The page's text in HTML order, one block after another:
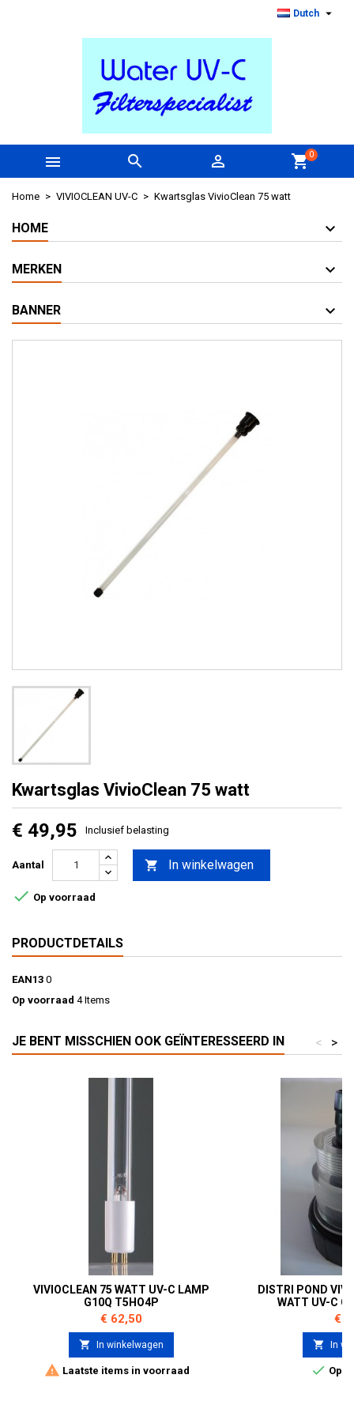
Dutch 
   shopping_cart0
Home VIVIOCLEAN UV-C Kwartsglas VivioClean 75 watt
HOME
MERKEN
BANNER
Kwartsglas VivioClean 75 watt
€ 49,95 Inclusief belasting
Aantal  In winkelwagen
 Op voorraad
PRODUCTDETAILS
EAN13 0
Op voorraad 4 Items
JE BENT MISSCHIEN OOK GEÏNTERESSEERD IN >
<
VIVIOCLEAN 75 WATT UV-C LAMP
G10Q T5HO4P
Prijs
€ 62,50
 In winkelwagen
 Laatste items in voorraad
DISTRI POND
WATT UV-C
€
 In
 Op